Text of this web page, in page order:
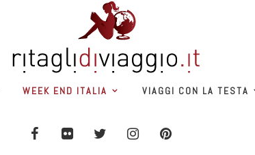
WEEK END ITALIA VIAGGI CON LA TESTA